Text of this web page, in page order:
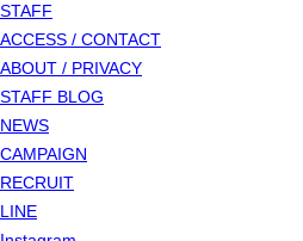
STAFF
ACCESS / CONTACT
ABOUT / PRIVACY
STAFF BLOG
NEWS
CAMPAIGN
RECRUIT
LINE